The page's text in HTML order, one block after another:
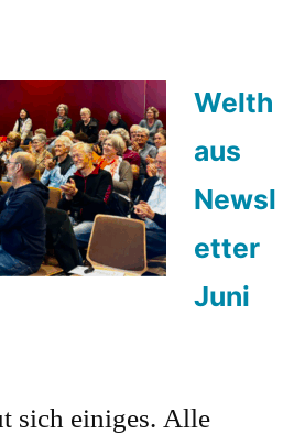
Welth
aus
Newsl
etter
Juni
sich einiges. Alle